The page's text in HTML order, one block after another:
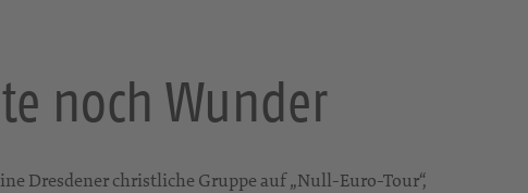
noch Wunder
Dresdener christliche Gruppe auf „Null-Euro-Tour“,